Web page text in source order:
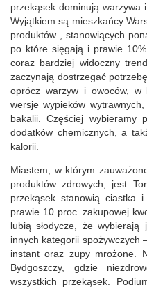
przekąsek dominują warzywa
Wyjątkiem są mieszkańcy
produktów , stanowiących
po które sięgają i prawie
coraz bardziej widoczny
zaczynają dostrzegać
oprócz warzyw i owoców, w
wersje wypieków
bakalii. Częściej wybieramy
dodatków chemicznych, a
kalorii.
Miastem, w którym
produktów zdrowych, jest
przekąsek stanowią ciastka
prawie 10 proc. zakupowej
lubią słodycze, że
innych kategorii spożywczych
instant oraz zupy mrożone.
Bydgoszczy, gdzie
wszystkich przekąsek.